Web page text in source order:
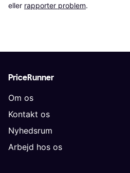
eller rapporter problem.
PriceRunner
Om os
Kontakt os
Nyhedsrum
Arbejd hos os